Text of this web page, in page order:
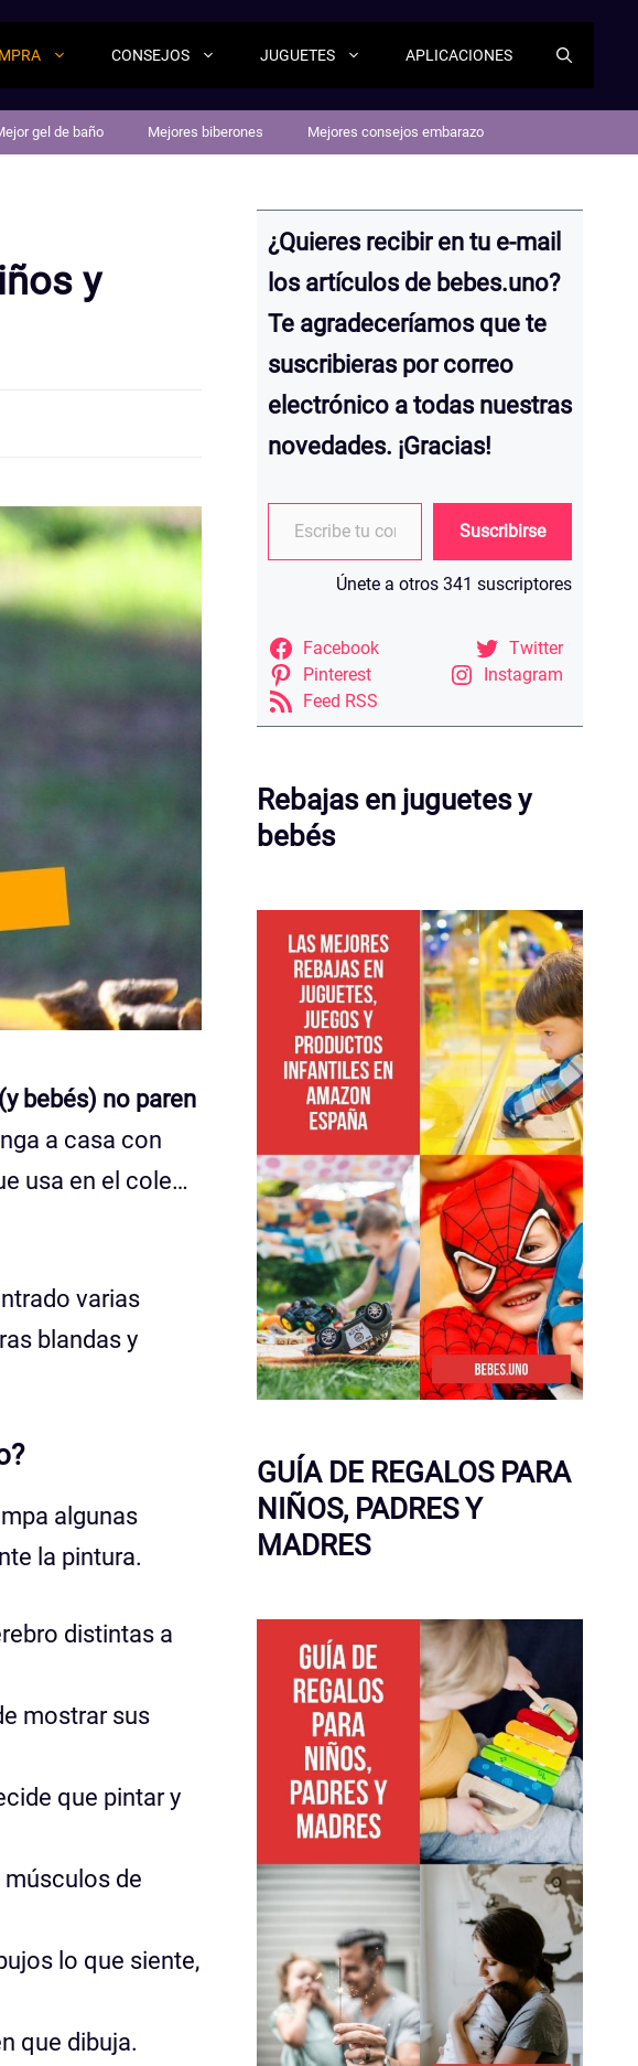
CONSEJOS JUGUETES APLICACIONES
gel de baño Mejores biberones Mejores consejos embarazo
y
bebés) no paren
a casa con
usa en el cole…
varias
blandas y
algunas
la pintura.
distintas a
mostrar sus
que pintar y
de
lo que siente,
que dibuja.
¿Quieres recibir en tu e-mail
los artículos de bebes.uno?
Te agradeceríamos que te
suscribieras por correo
electrónico a todas nuestras
novedades. ¡Gracias!
Escribe tu correo electrónico…
Suscribirse
Únete a otros 341 suscriptores
Facebook
Twitter
Pinterest
Instagram
Feed RSS
Rebajas en juguetes y
bebés
GUÍA DE REGALOS PARA
NIÑOS, PADRES Y
MADRES